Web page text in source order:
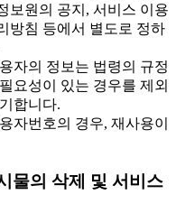
보원의 공지, 서비스 이용
방침 등에서 별도로 정하
자의 정보는 법령의 규정
요성이 있는 경우를 제외
합니다.
자번호의 경우, 재사용이
물의 삭제 및 서비스